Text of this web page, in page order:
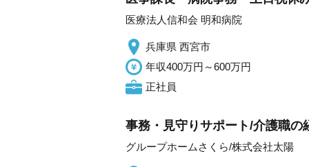
医療法人信和会 明和病院
兵庫県 西宮市
年収400万円～600万円
正社員
事務・見守りサポート/介護職の
グループホームさくら/株式会社太陽